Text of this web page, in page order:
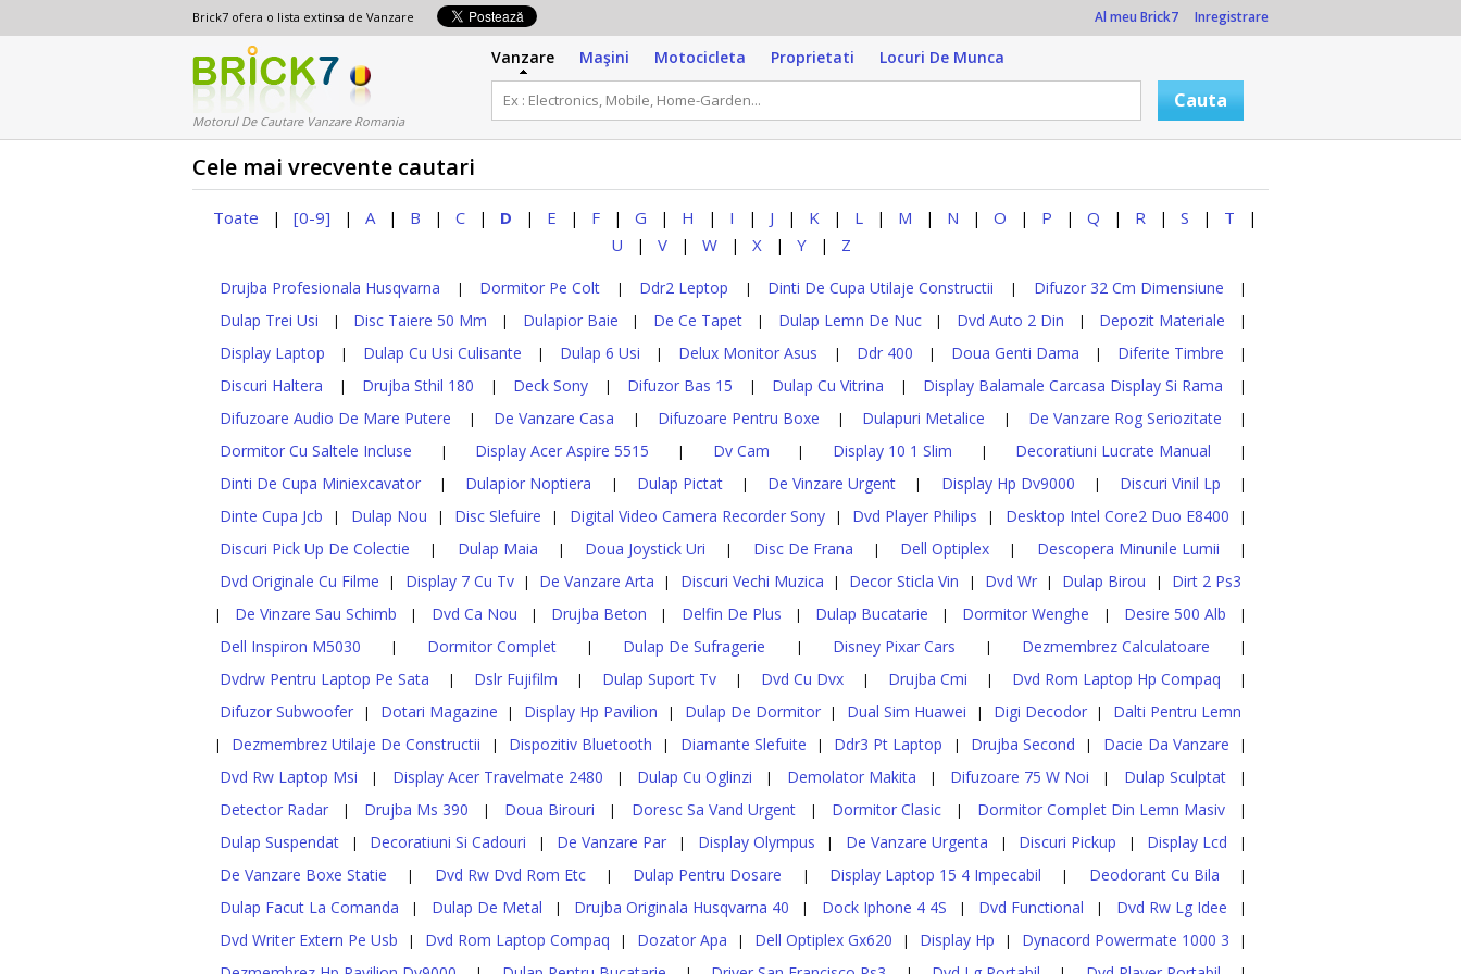
Brick7 ofera o lista extinsa de Vanzare Al meu Brick7 Inregistrare
Motorul De Cautare Vanzare Romania
Vanzare Maşini Motocicleta Proprietati Locuri De Munca
Cele mai vrecvente cautari
Toate | [0-9] | A | B | C | D | E | F | G | H | I | J | K | L | M | N | O | P | Q | R | S | T |
U | V | W | X | Y | Z
Drujba Profesionala Husqvarna | Dormitor Pe Colt | Ddr2 Leptop | Dinti De Cupa Utilaje Constructii | Difuzor 32 Cm Dimensiune |
Dulap Trei Usi | Disc Taiere 50 Mm | Dulapior Baie | De Ce Tapet | Dulap Lemn De Nuc | Dvd Auto 2 Din | Depozit Materiale |
Display Laptop | Dulap Cu Usi Culisante | Dulap 6 Usi | Delux Monitor Asus | Ddr 400 | Doua Genti Dama | Diferite Timbre |
Discuri Haltera | Drujba Sthil 180 | Deck Sony | Difuzor Bas 15 | Dulap Cu Vitrina | Display Balamale Carcasa Display Si Rama |
Difuzoare Audio De Mare Putere | De Vanzare Casa | Difuzoare Pentru Boxe | Dulapuri Metalice | De Vanzare Rog Seriozitate |
Dormitor Cu Saltele Incluse | Display Acer Aspire 5515 | Dv Cam | Display 10 1 Slim | Decoratiuni Lucrate Manual |
Dinti De Cupa Miniexcavator | Dulapior Noptiera | Dulap Pictat | De Vinzare Urgent | Display Hp Dv9000 | Discuri Vinil Lp |
Dinte Cupa Jcb | Dulap Nou | Disc Slefuire | Digital Video Camera Recorder Sony | Dvd Player Philips | Desktop Intel Core2 Duo E8400 |
Discuri Pick Up De Colectie | Dulap Maia | Doua Joystick Uri | Disc De Frana | Dell Optiplex | Descopera Minunile Lumii |
Dvd Originale Cu Filme | Display 7 Cu Tv | De Vanzare Arta | Discuri Vechi Muzica | Decor Sticla Vin | Dvd Wr | Dulap Birou | Dirt 2 Ps3
| De Vinzare Sau Schimb | Dvd Ca Nou | Drujba Beton | Delfin De Plus | Dulap Bucatarie | Dormitor Wenghe | Desire 500 Alb |
Dell Inspiron M5030 | Dormitor Complet | Dulap De Sufragerie | Disney Pixar Cars | Dezmembrez Calculatoare |
Dvdrw Pentru Laptop Pe Sata | Dslr Fujifilm | Dulap Suport Tv | Dvd Cu Dvx | Drujba Cmi | Dvd Rom Laptop Hp Compaq |
Difuzor Subwoofer | Dotari Magazine | Display Hp Pavilion | Dulap De Dormitor | Dual Sim Huawei | Digi Decodor | Dalti Pentru Lemn
| Dezmembrez Utilaje De Constructii | Dispozitiv Bluetooth | Diamante Slefuite | Ddr3 Pt Laptop | Drujba Second | Dacie Da Vanzare |
Dvd Rw Laptop Msi | Display Acer Travelmate 2480 | Dulap Cu Oglinzi | Demolator Makita | Difuzoare 75 W Noi | Dulap Sculptat |
Detector Radar | Drujba Ms 390 | Doua Birouri | Doresc Sa Vand Urgent | Dormitor Clasic | Dormitor Complet Din Lemn Masiv |
Dulap Suspendat | Decoratiuni Si Cadouri | De Vanzare Par | Display Olympus | De Vanzare Urgenta | Discuri Pickup | Display Lcd |
De Vanzare Boxe Statie | Dvd Rw Dvd Rom Etc | Dulap Pentru Dosare | Display Laptop 15 4 Impecabil | Deodorant Cu Bila |
Dulap Facut La Comanda | Dulap De Metal | Drujba Originala Husqvarna 40 | Dock Iphone 4 4S | Dvd Functional | Dvd Rw Lg Idee |
Dvd Writer Extern Pe Usb | Dvd Rom Laptop Compaq | Dozator Apa | Dell Optiplex Gx620 | Display Hp | Dynacord Powermate 1000 3 |